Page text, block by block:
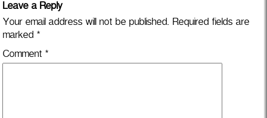
Leave a Reply
Your email address will not be published. Required fields are
marked *
Comment *